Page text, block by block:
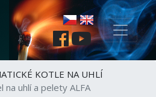
KOTLE NA UHLÍ
na uhlí a pelety ALFA